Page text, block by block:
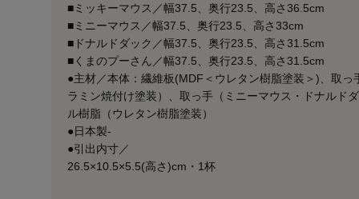
■ミッキーマウス／幅37.5、奥行23.5、高さ36.5cm
■ミニーマウス／幅37.5、奥行23.5、高さ33cm
■ドナルドダック／幅37.5、奥行23.5、高さ31.5cm
■くまのプーさん／幅37.5、奥行23.5、高さ31.5cm
●主材／本体：繊維板(MDF＜ウレタン樹脂塗装＞)、取
ラミン焼付け塗装）、取っ手（ミニーマウス・ドナルド
ル樹脂（ウレタン樹脂塗装）
●日本製-
●引出内寸／
26.5×10.5×5.5(高さ)cm・1杯